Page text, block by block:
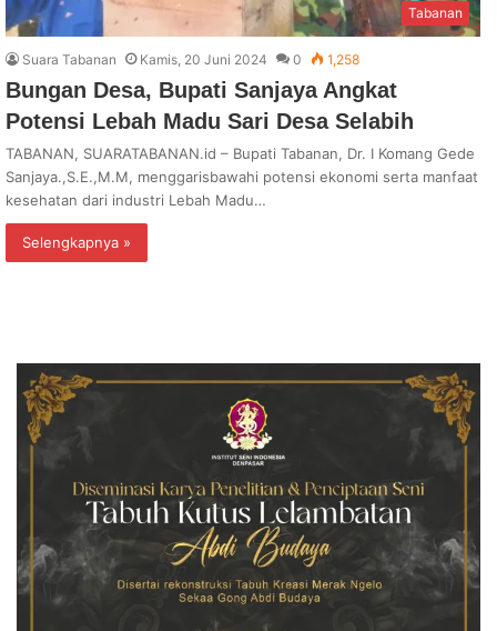
Tabanan
Suara Tabanan Kamis, 20 Juni 2024 0 1,258
Bungan Desa, Bupati Sanjaya Angkat
Potensi Lebah Madu Sari Desa Selabih
TABANAN, SUARATABANAN.id – Bupati Tabanan, Dr. I Komang Gede
Sanjaya.,S.E.,M.M, menggarisbawahi potensi ekonomi serta manfaat
kesehatan dari industri Lebah Madu…
Selengkapnya »